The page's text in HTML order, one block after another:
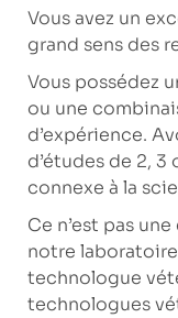
Vous avez un
grand sens des
Vous possédez
ou une
d’expérience.
d’études de 2, 3
connexe à la
Ce n’est pas
notre
technologue
technologues